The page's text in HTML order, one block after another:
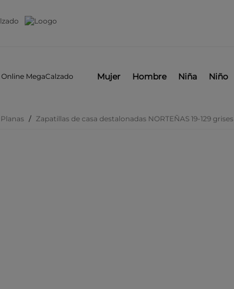
MegaCalzado Mujer Hombre Niña Niño
Planas / Zapatillas de casa destalonadas NORTEÑAS 19-129 grises